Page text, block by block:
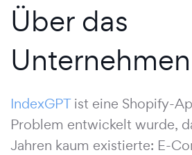
Über das
Unternehmen
IndexGPTist eine Shopify-
Problem entwickelt wurde,
Jahren kaum existierte: E-